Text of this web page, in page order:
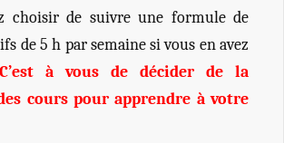
choisir de suivre une formule de
de 5 h par semaine si vous en avez
C’est à vous de décider de la
cours pour apprendre à votre